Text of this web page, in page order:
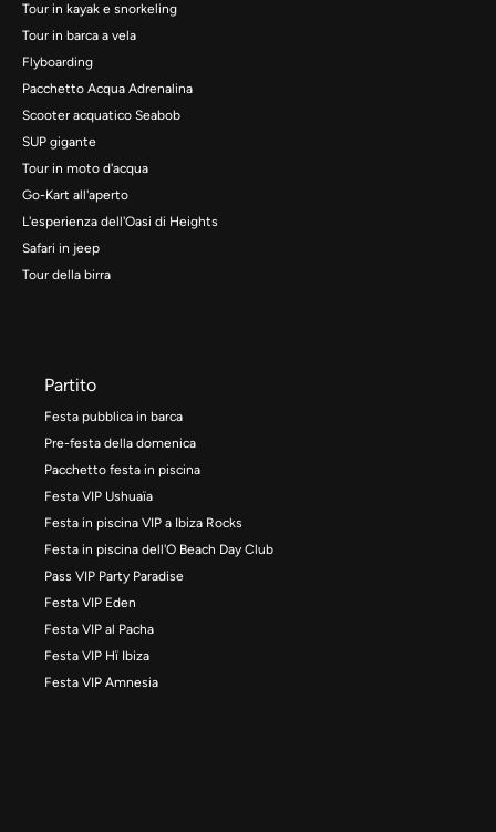
Tour in kayak e snorkeling
Tour in barca a vela
Flyboarding
Pacchetto Acqua Adrenalina
Scooter acquatico Seabob
SUP gigante
Tour in moto d'acqua
Go-Kart all'aperto
L'esperienza dell'Oasi di Heights
Safari in jeep
Tour della birra
Partito
Festa pubblica in barca
Pre-festa della domenica
Pacchetto festa in piscina
Festa VIP Ushuaïa
Festa in piscina VIP a Ibiza Rocks
Festa in piscina dell'O Beach Day Club
Pass VIP Party Paradise
Festa VIP Eden
Festa VIP al Pacha
Festa VIP Hï Ibiza
Festa VIP Amnesia